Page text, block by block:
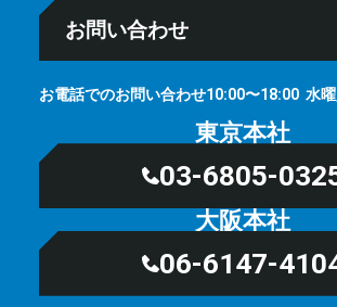
お問い合わせ
お電話でのお問い合わせ10:00〜18:00 ⽔
東京本社
03-6805-
大阪本社
06-6147-